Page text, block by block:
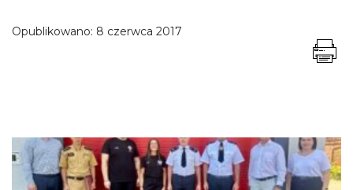
Opublikowano: 8 czerwca 2017